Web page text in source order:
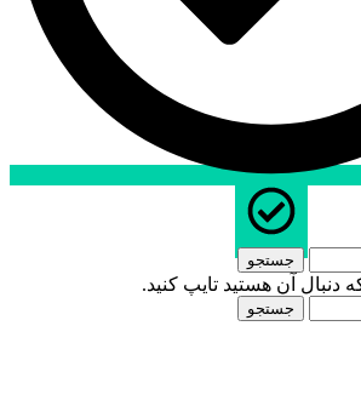
جستجو
آن هستید تایپ کنید.
جستجو